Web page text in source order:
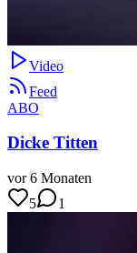
Video
Feed
ABO
Dicke Titten
vor 6 Monaten
5
1